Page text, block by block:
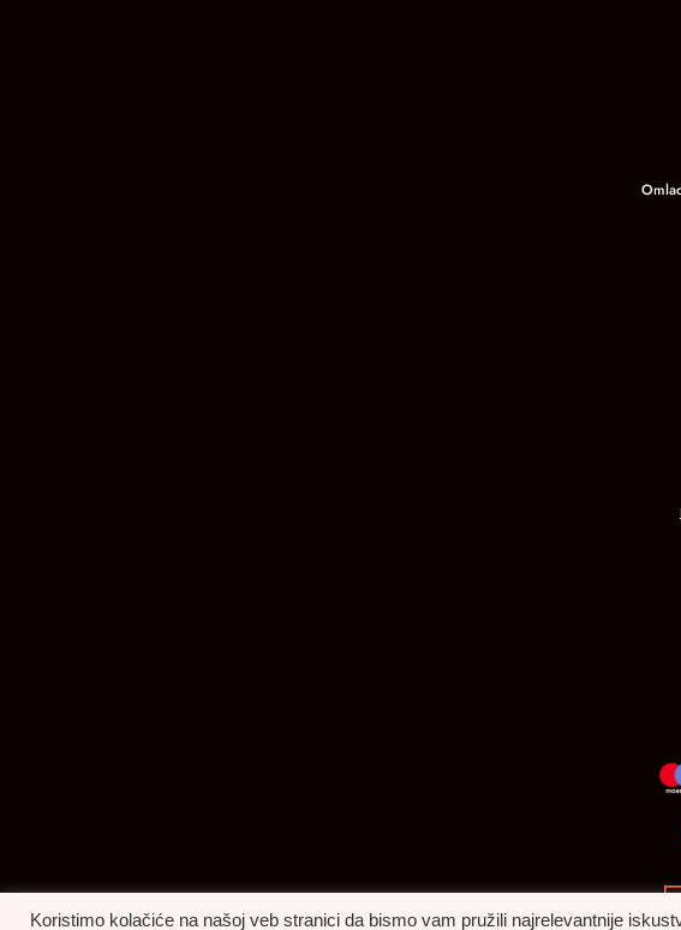
Koristimo kolačiće na našoj veb stranici da bismo vam pružili najrelevantnije